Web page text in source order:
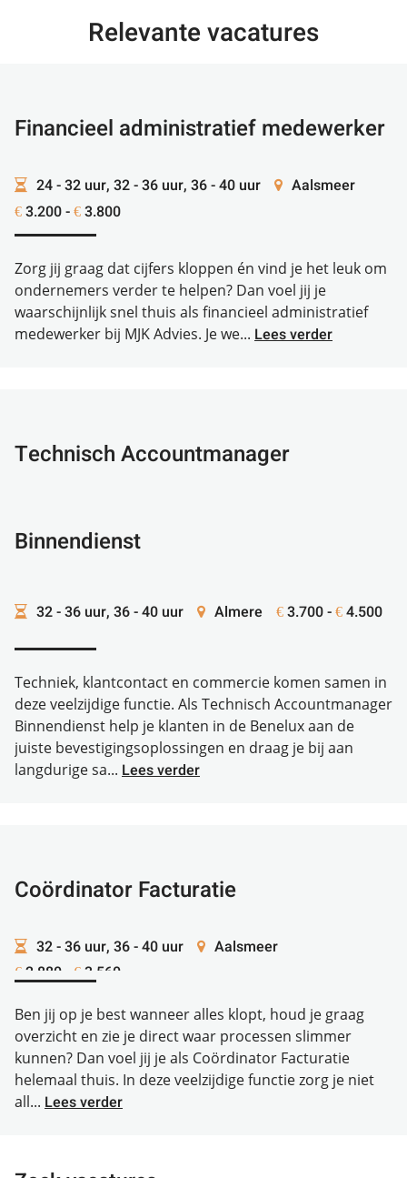
Relevante vacatures
Financieel administratief medewerker
24 - 32 uur, 32 - 36 uur, 36 - 40 uur Aalsmeer
€ 3.200 - € 3.800
Zorg jij graag dat cijfers kloppen én vind je het leuk om
ondernemers verder te helpen? Dan voel jij je
waarschijnlijk snel thuis als financieel administratief
medewerker bij MJK Advies. Je we... Lees verder
Technisch Accountmanager
Binnendienst
32 - 36 uur, 36 - 40 uur Almere € 3.700 - € 4.500
Techniek, klantcontact en commercie komen samen in
deze veelzijdige functie. Als Technisch Accountmanager
Binnendienst help je klanten in de Benelux aan de
juiste bevestigingsoplossingen en draag je bij aan
langdurige sa... Lees verder
Coördinator Facturatie
32 - 36 uur, 36 - 40 uur Aalsmeer
€ 2.880 - € 3.560
Ben jij op je best wanneer alles klopt, houd je graag
overzicht en zie je direct waar processen slimmer
kunnen? Dan voel jij je als Coördinator Facturatie
helemaal thuis. In deze veelzijdige functie zorg je niet
all... Lees verder